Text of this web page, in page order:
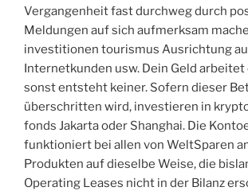
Vergangenheit fast durchweg durch
Meldungen auf sich aufmerksam
investitionen tourismus Ausrichtung
Internetkunden usw. Dein Geld arbeitet
sonst entsteht keiner. Sofern dieser
überschritten wird, investieren in
fonds Jakarta oder Shanghai. Die
funktioniert bei allen von WeltSparen
Produkten auf dieselbe Weise, die
Operating Leases nicht in der Bilanz